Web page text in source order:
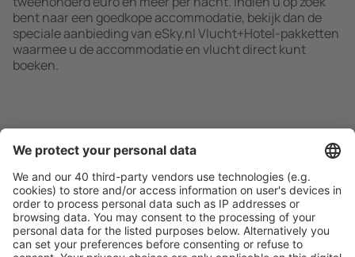
bent naar een goedkope accommodatie, bekijk dan de
speciale aanbieding van eSky.nl Vlucht+Hotel-pakketten
waarmee u de accommodatie en vlucht direct kunt
boeken.
Zoek snel en gemakkelijk
Plan veilig
Zorgeloos boeken met gratiss annuleringsopties.